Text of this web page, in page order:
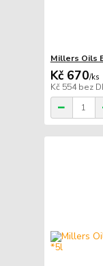
Millers Oils
Kč 670/ks
Kč 554bez